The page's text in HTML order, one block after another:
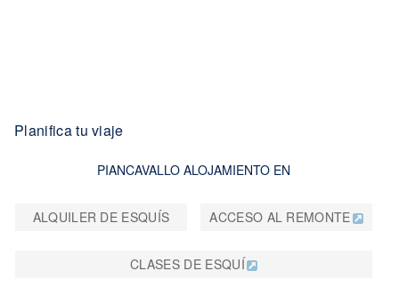
Planifica tu viaje
PIANCAVALLO ALOJAMIENTO EN
ALQUILER DE ESQUÍS ACCESO AL REMONTE
CLASES DE ESQUÍ